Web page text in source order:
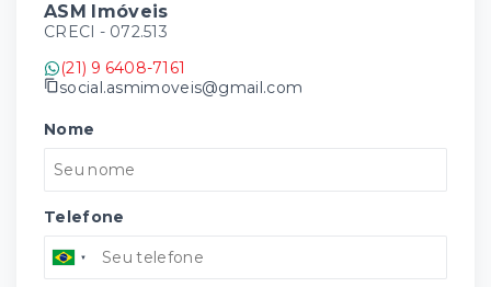
ASM Imóveis
CRECI - 072.513
(21) 9 6408-7161
social.asmimoveis@gmail.com
Nome
Telefone